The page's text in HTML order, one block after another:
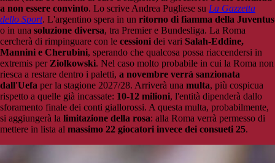
a non essere convinto. Lo scrive Andrea Pugliese su La Gazzetta
dello Sport. L'argentino spera in un ritorno di fiamma della Juventus
o in una soluzione diversa, tra Premier e Bundesliga. La Roma
cercherà di rimpinguare con le cessioni dei vari Salah-Eddine,
Mannini e Cherubini, sperando che qualcosa possa riaccendersi in
extremis perZiolkowski. Nel caso molto probabile in cui la Roma non
riesca a restare dentro i paletti, a novembre verrà sanzionata
dall'Uefa per la stagione 2027/28. Arriverà una multa, più cospicua
rispetto a quelle già incassate: 10-12 milioni, l'entità dipenderà dallo
sforamento finale dei conti giallorossi. A questa multa, probabilmente,
si aggiungerà la limitazione della rosa: alla Roma verrà permesso di
mettere in lista al massimo 22 giocatori invece dei consueti 25.